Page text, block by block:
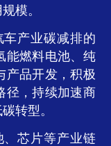
模。
车产业碳减排的
能燃料电池、纯
产品开发，积极
径，持续加速商
转型。
、芯片等产业链